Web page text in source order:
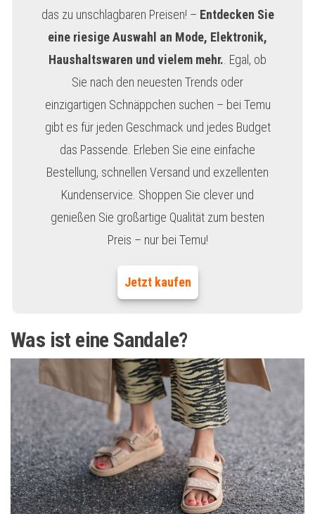
das zu unschlagbaren Preisen! – Entdecken Sie
eine riesige Auswahl an Mode, Elektronik,
Haushaltswaren und vielem mehr. . Egal, ob
Sie nach den neuesten Trends oder
einzigartigen Schnäppchen suchen – bei Temu
gibt es für jeden Geschmack und jedes Budget
das Passende. Erleben Sie eine einfache
Bestellung, schnellen Versand und exzellenten
Kundenservice. Shoppen Sie clever und
genießen Sie großartige Qualität zum besten
Preis – nur bei Temu!
Jetzt kaufen
Was ist eine Sandale?